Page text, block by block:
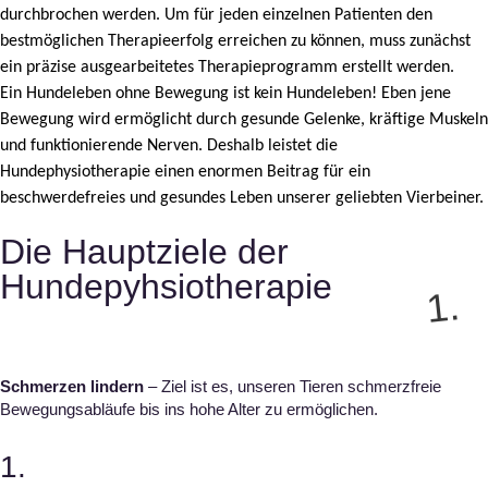
durchbrochen werden. Um für jeden einzelnen Patienten den
bestmöglichen Therapieerfolg erreichen zu können, muss zunächst
ein präzise ausgearbeitetes Therapieprogramm erstellt werden.
Ein Hundeleben ohne Bewegung ist kein Hundeleben! Eben jene
Bewegung wird ermöglicht durch gesunde Gelenke, kräftige Muskeln
und funktionierende Nerven. Deshalb leistet die
Hundephysiotherapie einen enormen Beitrag für ein
beschwerdefreies und gesundes Leben unserer geliebten Vierbeiner.
Die Hauptziele der
Hundepyhsiotherapie
1.
Schmerzen lindern – Ziel ist es, unseren Tieren schmerzfreie
Bewegungsabläufe bis ins hohe Alter zu ermöglichen.
1.